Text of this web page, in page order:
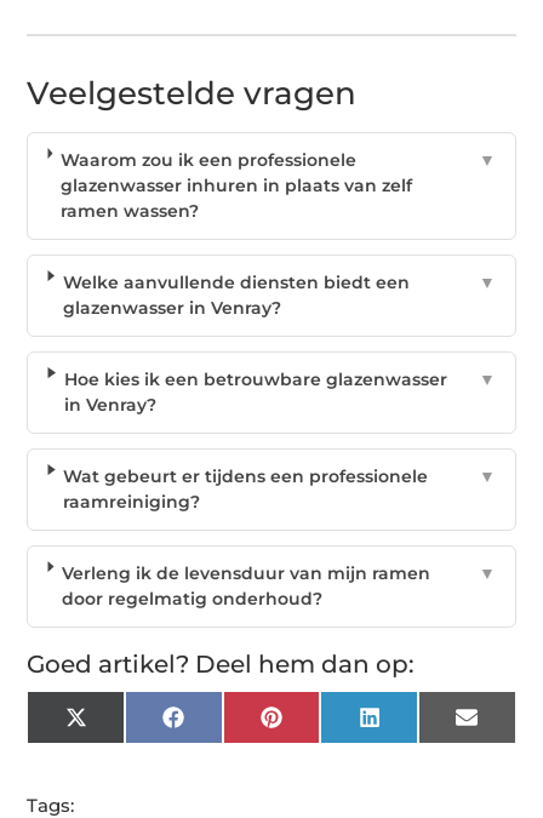
Veelgestelde vragen
Waarom zou ik een professionele
glazenwasser inhuren in plaats van zelf
ramen wassen?
▼
Welke aanvullende diensten biedt een
glazenwasser in Venray?
▼
Hoe kies ik een betrouwbare glazenwasser
in Venray?
▼
Wat gebeurt er tijdens een professionele
raamreiniging?
▼
Verleng ik de levensduur van mijn ramen
door regelmatig onderhoud?
▼
Goed artikel? Deel hem dan op:
X
(Twitter)
Facebook Pinterest LinkedIn Email
Tags: